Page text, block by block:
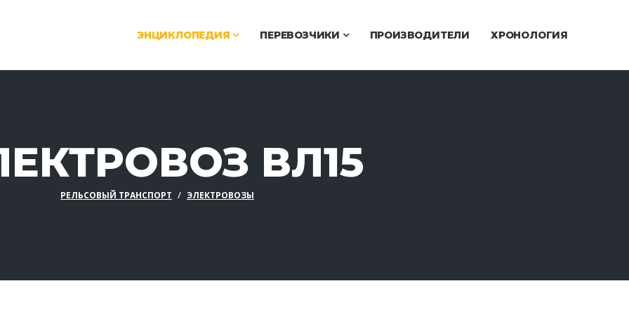
ЭНЦИКЛОПЕДИЯ ПЕРЕВОЗЧИКИ ПРОИЗВОДИТЕЛИ ХРОНОЛОГИЯ
ВЛ15
РЕЛЬСОВЫЙ ТРАНСПОРТ ЭЛЕКТРОВОЗЫ